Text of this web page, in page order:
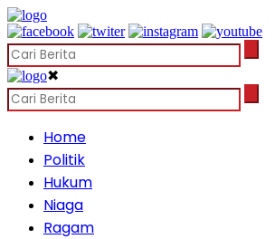
✖
Home
Politik
Hukum
Niaga
Ragam